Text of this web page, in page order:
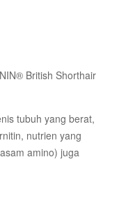
British Shorthair
tubuh yang berat,
nutrien yang
amino) juga